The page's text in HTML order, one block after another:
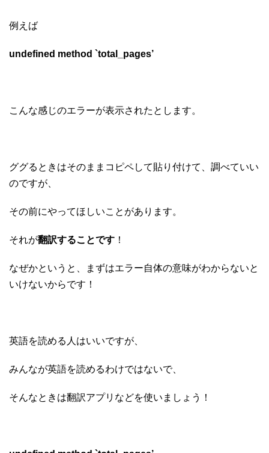
例えば
undefined method `total_pages’
こんな感じのエラーが表示されたとします。
ググるときはそのままコピペして貼り付けて、調べていい
のですが、
その前にやってほしいことがあります。
それが翻訳することです ！
なぜかというと、まずはエラー自体の意味がわからないと
いけないからです！
英語を読める人はいいですが、
みんなが英語を読めるわけではないで、
そんなときは翻訳アプリなどを使いましょう！